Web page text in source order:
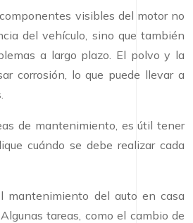
visibles del motor no
del vehículo, sino que también
a largo plazo. El polvo y la
corrosión, lo que puede llevar a
de mantenimiento, es útil tener
cuándo se debe realizar cada
mantenimiento del auto en casa
tareas, como el cambio de